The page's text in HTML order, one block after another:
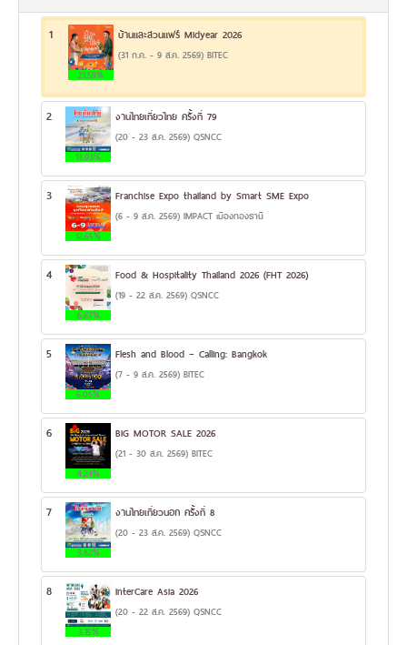
1
21.59%
บ้านและสวนแฟร์ Midyear 2026
(31 ก.ค. - 9 ส.ค. 2569) BITEC
2
13.93%
งานไทยเที่ยวไทย ครั้งที่ 79
(20 - 23 ส.ค. 2569) QSNCC
3
12.65%
Franchise Expo thailand by Smart SME Expo
(6 - 9 ส.ค. 2569) IMPACT เมืองทองธานี
4
6.67%
Food & Hospitality Thailand 2026 (FHT 2026)
(19 - 22 ส.ค. 2569) QSNCC
5
6.05%
Flesh and Blood – Calling: Bangkok
(7 - 9 ส.ค. 2569) BITEC
6
4.24%
BIG MOTOR SALE 2026
(21 - 30 ส.ค. 2569) BITEC
7
3.82%
งานไทยเที่ยวนอก ครั้งที่ 8
(20 - 23 ส.ค. 2569) QSNCC
8
3.15%
InterCare Asia 2026
(20 - 22 ส.ค. 2569) QSNCC